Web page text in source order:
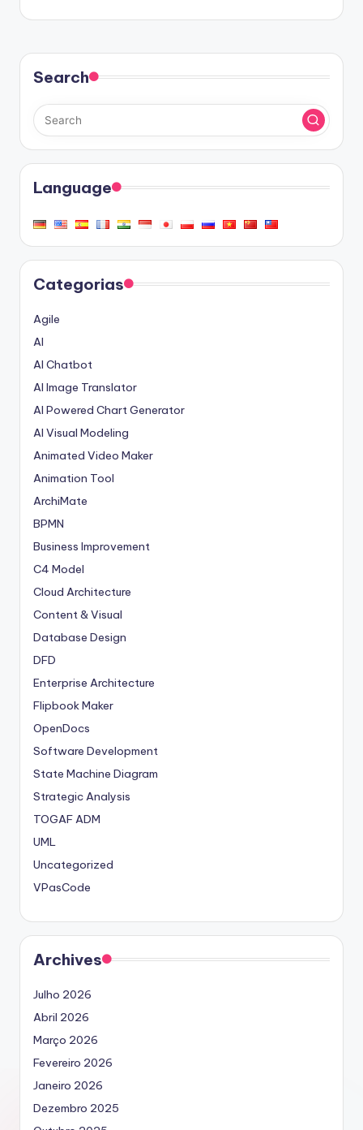
Search
Language
Categorias
Agile
AI
AI Chatbot
AI Image Translator
AI Powered Chart Generator
AI Visual Modeling
Animated Video Maker
Animation Tool
ArchiMate
BPMN
Business Improvement
C4 Model
Cloud Architecture
Content & Visual
Database Design
DFD
Enterprise Architecture
Flipbook Maker
OpenDocs
Software Development
State Machine Diagram
Strategic Analysis
TOGAF ADM
UML
Uncategorized
VPasCode
Archives
Julho 2026
Abril 2026
Março 2026
Fevereiro 2026
Janeiro 2026
Dezembro 2025